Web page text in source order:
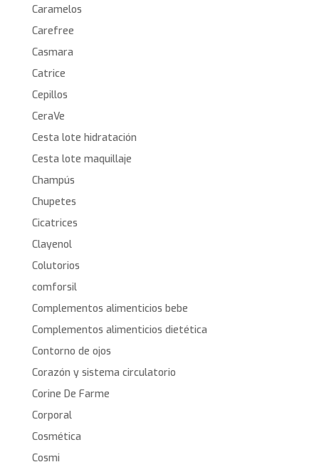
Caramelos
Carefree
Casmara
Catrice
Cepillos
CeraVe
Cesta lote hidratación
Cesta lote maquillaje
Champús
Chupetes
Cicatrices
Clayenol
Colutorios
comforsil
Complementos alimenticios bebe
Complementos alimenticios dietética
Contorno de ojos
Corazón y sistema circulatorio
Corine De Farme
Corporal
Cosmética
Cosmi